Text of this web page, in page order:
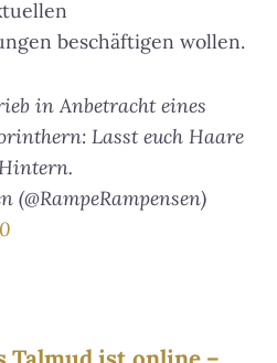
beschäftigen wollen.
in Anbetracht eines
Lasst euch Haare
(@RampeRampensen)